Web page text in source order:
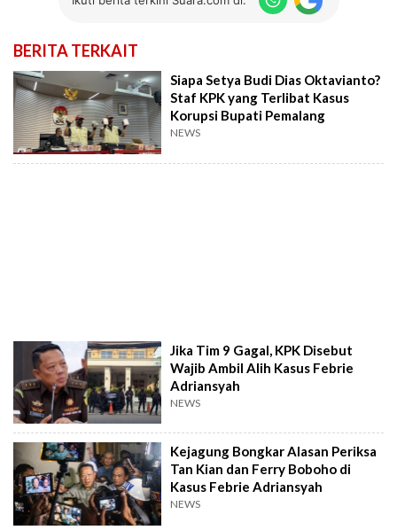
BERITA TERKAIT
Siapa Setya Budi Dias Oktavianto?
Staf KPK yang Terlibat Kasus
Korupsi Bupati Pemalang
NEWS
Jika Tim 9 Gagal, KPK Disebut
Wajib Ambil Alih Kasus Febrie
Adriansyah
NEWS
Kejagung Bongkar Alasan Periksa
Tan Kian dan Ferry Boboho di
Kasus Febrie Adriansyah
NEWS